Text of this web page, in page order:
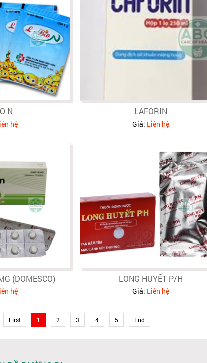
N
hệ
LAFORIN
Giá: Liên hệ
(DOMESCO)
hệ
LONG HUYẾT P/H
Giá: Liên hệ
First 1 2 3 4 5 End